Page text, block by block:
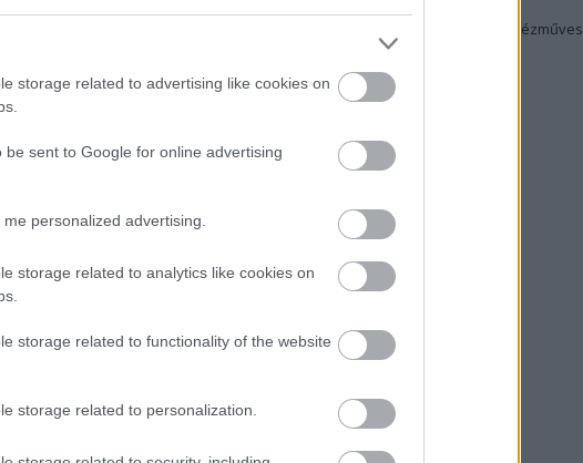
storage related to advertising like cookies on
sent to Google for online advertising
personalized advertising.
storage related to analytics like cookies on
storage related to functionality of the website
storage related to personalization.
magyarázat a
csapat
így az utolsó edzésükön is
a mai napra!Ajánlott: Így
a bevásárlás
(videó) Csoportkép az
után, január 19-én
világevő
a magyar csapat
testközelből
Budapest rejtett kincsei: orosz kézműves
afrikai konyha
ázsiai konyha
baszk konyha
belgium
bocusedor
bocuse dor
dél amerika